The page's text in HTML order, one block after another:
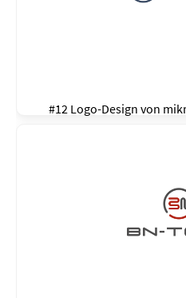
#12 Logo-Design von